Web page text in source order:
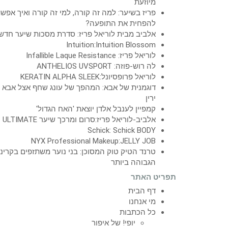
מיוזעת
פריז בשיער: למה זה קורה, למי זה קורה ואיך
להפחית את התופעה?
אלביב מבית לוריאל פריז: סדרת מסכות שיער
Intuition:Intuition Blossom
לוריאל פריז: Infallible Laque Resistance
לה רוש-פוזה: ANTHELIOS UVSPORT
לוריאל פרופסיונל:KERATIN ALPHA SLEEK
דוגמנית של אבא: המהפך של עונג שחף אצל אבא
ירין
קמפיין לענבל אלדן יוצאת 'האח הגדול'
אלביב-לוריאל פריז:סרום ומרכך שיער ULTIMATE
Schick: Schick BODY
NYX Professional Makeup:JELLY JOB
טרנד הטיק טוק המסוכן: בני נוער משתזפים
הגבוהה ביותר
תפריט האתר
דף הבית
מי אנחנו
כל הכתבות
יופי! של איפור